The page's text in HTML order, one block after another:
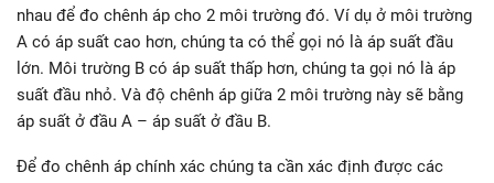
nhau để đo chênh áp cho 2 môi trường đó. Ví dụ ở môi trường
A có áp suất cao hơn, chúng ta có thể gọi nó là áp suất đầu
lớn. Môi trường B có áp suất thấp hơn, chúng ta gọi nó là áp
suất đầu nhỏ. Và độ chênh áp giữa 2 môi trường này sẽ bằng
áp suất ở đầu A – áp suất ở đầu B.
Để đo chênh áp chính xác chúng ta cần xác định được các